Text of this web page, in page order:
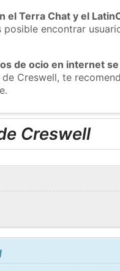
el Terra Chat y el
posible encontrar
de ocio en internet
Creswell, te
Creswell